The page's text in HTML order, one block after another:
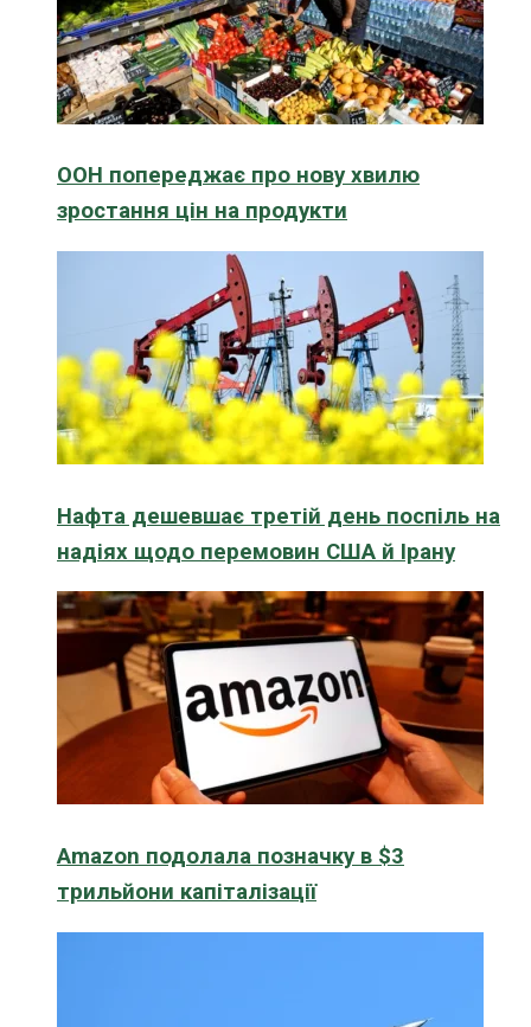
ООН попереджає про нову хвилю
зростання цін на продукти
Нафта дешевшає третій день поспіль на
надіях щодо перемовин США й Ірану
Amazon подолала позначку в $3
трильйони капіталізації